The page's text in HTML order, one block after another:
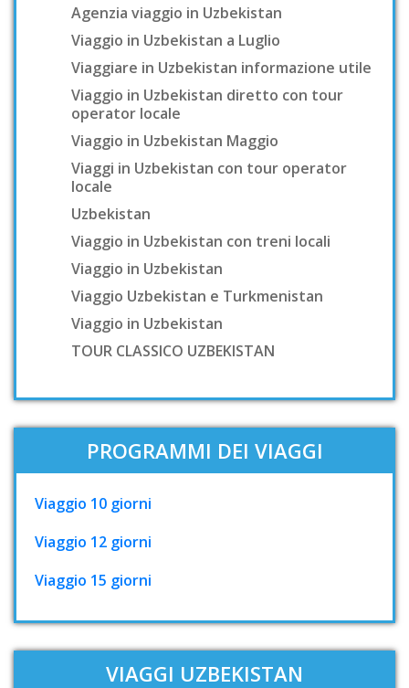
Agenzia viaggio in Uzbekistan
Viaggio in Uzbekistan a Luglio
Viaggiare in Uzbekistan informazione utile
Viaggio in Uzbekistan diretto con tour
operator locale
Viaggio in Uzbekistan Maggio
Viaggi in Uzbekistan con tour operator
locale
Uzbekistan
Viaggio in Uzbekistan con treni locali
Viaggio in Uzbekistan
Viaggio Uzbekistan e Turkmenistan
Viaggio in Uzbekistan
TOUR CLASSICO UZBEKISTAN
PROGRAMMI DEI VIAGGI
Viaggio 10 giorni
Viaggio 12 giorni
Viaggio 15 giorni
VIAGGI UZBEKISTAN